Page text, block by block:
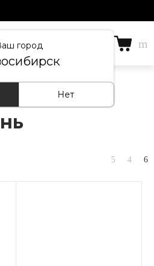
город
Нет
Кварцевый ламинат